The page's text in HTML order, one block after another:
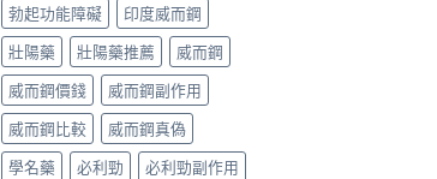
真
假
別
指
南〉
中
名
藥
實
效
果、
正
確
勃起功能障礙
印度威而鋼
壯陽藥
壯陽藥推薦
威而鋼
威而鋼價錢
威而鋼副作用
威而鋼比較
威而鋼真偽
學名藥
必利勁
必利勁副作用